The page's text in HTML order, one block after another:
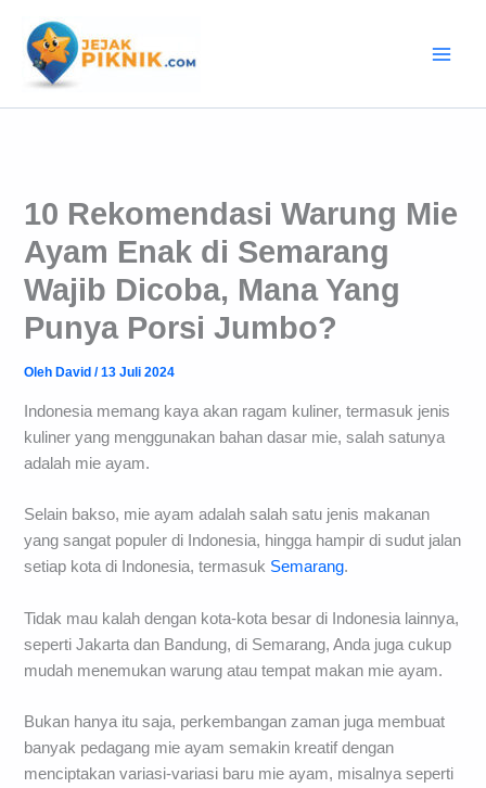
konten
10 Rekomendasi Warung Mie
Ayam Enak di Semarang
Wajib Dicoba, Mana Yang
Punya Porsi Jumbo?
Oleh David/13 Juli 2024
Indonesia memang kaya akan ragam kuliner, termasuk jenis
kuliner yang menggunakan bahan dasar mie, salah satunya
adalah mie ayam.
Selain bakso, mie ayam adalah salah satu jenis makanan
yang sangat populer di Indonesia, hingga hampir di sudut jalan
setiap kota di Indonesia, termasuk Semarang.
Tidak mau kalah dengan kota-kota besar di Indonesia lainnya,
seperti Jakarta dan Bandung, di Semarang, Anda juga cukup
mudah menemukan warung atau tempat makan mie ayam.
Bukan hanya itu saja, perkembangan zaman juga membuat
banyak pedagang mie ayam semakin kreatif dengan
menciptakan variasi-variasi baru mie ayam, misalnya seperti